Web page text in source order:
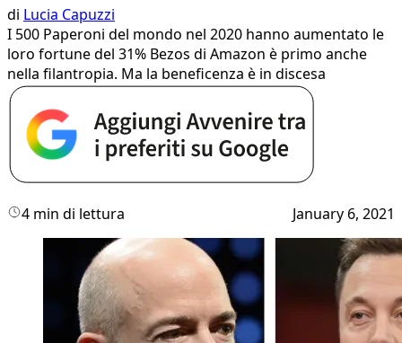
di Lucia Capuzzi
I 500 Paperoni del mondo nel 2020 hanno aumentato le
loro fortune del 31% Bezos di Amazon è primo anche
nella filantropia. Ma la beneficenza è in discesa
4 min di lettura January 6, 2021